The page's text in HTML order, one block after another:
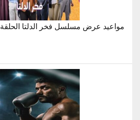
مواعيد عرض مسلسل فخر الدلتا الحلقة 18 والقنوات الناقلة